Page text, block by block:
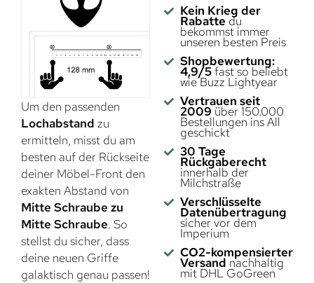
Um den passenden
Lochabstand zu
ermitteln, misst du am
besten auf der Rückseite
deiner Möbel-Front den
exakten Abstand von
Mitte Schraube zu
Mitte Schraube. So
stellst du sicher, dass
deine neuen Griffe
galaktisch genau passen!
Kein Krieg der
Rabatte du
bekommst immer
unseren besten Preis
Shopbewertung:
4,9/5fast so beliebt
wie Buzz Lightyear
Vertrauen seit
2009 über 150.000
Bestellungen ins All
geschickt
30 Tage
Rückgaberecht
innerhalb der
Milchstraße
Verschlüsselte
Datenübertragung
sicher vor dem
Imperium
CO2-kompensierter
Versand nachhaltig
mit DHL GoGreen